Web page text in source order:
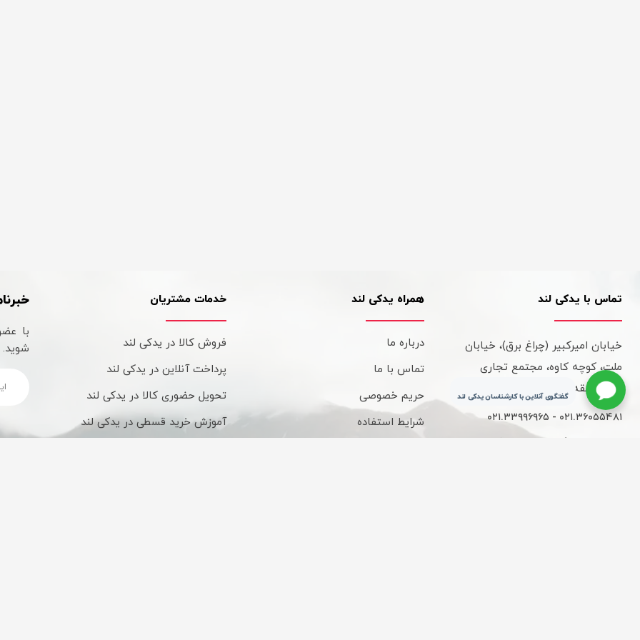
تماس با یدکی لند
خیابان امیرکبیر (چراغ برق)، خیابان
ملت، کوچه کاوه، مجتمع تجاری
کاوه، طبقه سوم، واحد 315
۰۲۱.۳۳۹۹۶۹۶۵ - ۰۲۱.۳۶۰۵۵۴۸۱
ساعات کاری : 9 الی 18
همراه یدکی لند
درباره ما
تماس با ما
حریم خصوصی
شرایط استفاده
خدمات مشتریان
فروش کالا در یدکی لند
پرداخت آنلاین در یدکی لند
تحویل حضوری کالا در یدکی لند
آموزش خرید قسطی در یدکی لند
با
شوید.
گفتگوی آنلاین با کارشناسان یدکی لند